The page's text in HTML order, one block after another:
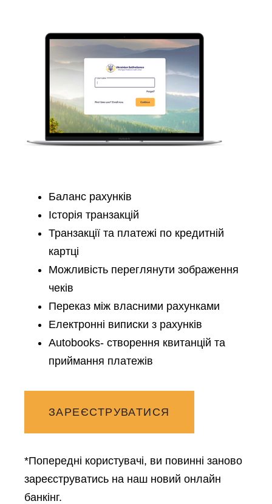
Баланс рахунків
Історія транзакцій
Транзакції та платежі по кредитній
картці
Можливість переглянути зображення
чеків
Переказ між власними рахунками
Електронні виписки з рахунків
Autobooks- створення квитанцій та
приймання платежів
ЗАРЕЄСТРУВАТИСЯ
*Попередні користувачі, ви повинні заново
зареєструватись на наш новий онлайн
банкінг.